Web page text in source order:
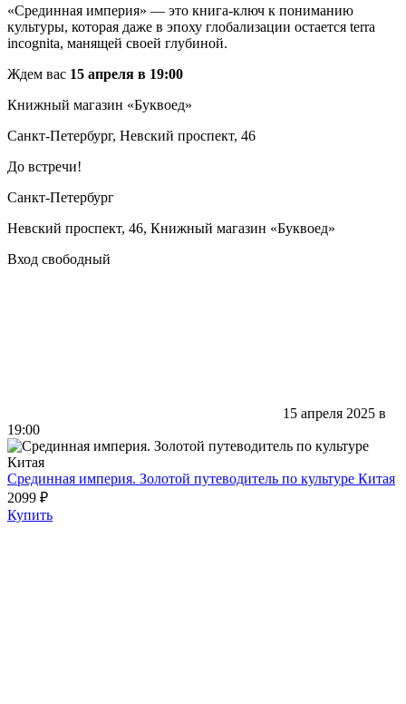
«Срединная империя» — это книга-ключ к пониманию
культуры, которая даже в эпоху глобализации остается terra
incognita, манящей своей глубиной.
Ждем вас 15 апреля в 19:00
Книжный магазин «Буквоед»
Санкт-Петербург, Невский проспект, 46
До встречи!
Санкт-Петербург
Невский проспект, 46, Книжный магазин «Буквоед»
Вход свободный
15 апреля 2025 в
19:00
Срединная империя. Золотой путеводитель по культуре Китая
2099 ₽
Купить